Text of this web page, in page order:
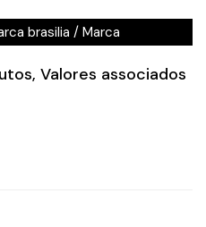
brasilia / Marca
Valores associados